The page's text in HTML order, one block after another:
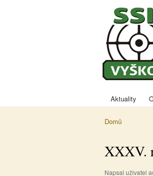
Hlavní menu
Aktuality
Domů
XXXV.
Napsal uživatel